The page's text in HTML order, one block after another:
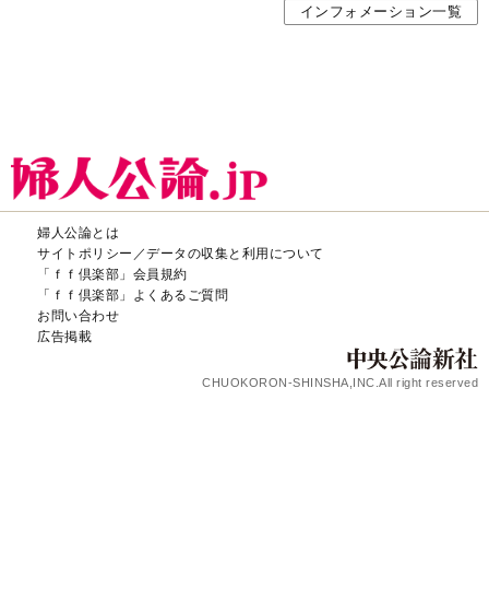
インフォメーション一覧
婦人公論とは
サイトポリシー／データの収集と利用について
「ｆｆ倶楽部」会員規約
「ｆｆ倶楽部」よくあるご質問
お問い合わせ
広告掲載
CHUOKORON-SHINSHA,INC.All right reserved